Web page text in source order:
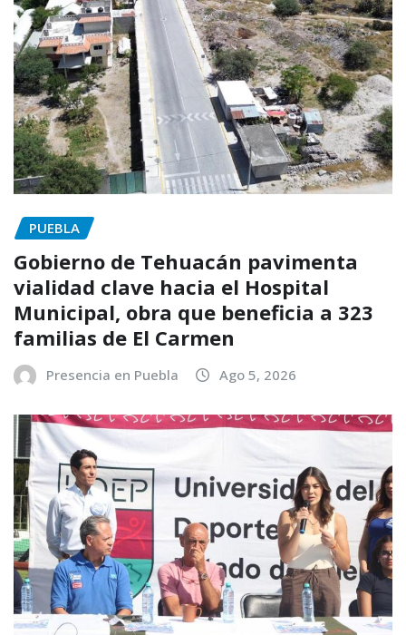
PUEBLA
Gobierno de Tehuacán pavimenta
vialidad clave hacia el Hospital
Municipal, obra que beneficia a 323
familias de El Carmen
Presencia en Puebla Ago 5, 2026